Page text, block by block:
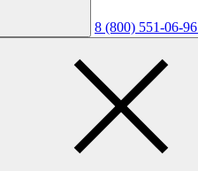
8 (800) 551-06-96